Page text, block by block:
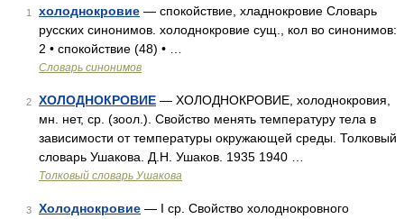
1 холоднокровие — спокойствие, хладнокровие Словарь
русских синонимов. холоднокровие сущ., кол во синонимов:
2 • спокойствие (48) • …
Словарь синонимов
2 ХОЛОДНОКРОВИЕ — ХОЛОДНОКРОВИЕ, холоднокровия,
мн. нет, ср. (зоол.). Свойство менять температуру тела в
зависимости от температуры окружающей среды. Толковый
словарь Ушакова. Д.Н. Ушаков. 1935 1940 …
Толковый словарь Ушакова
3 Холоднокровие — I ср. Свойство холоднокровного